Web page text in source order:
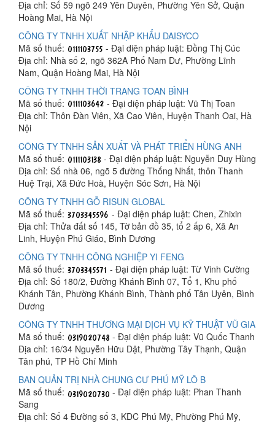
Địa chỉ: Số 59 ngõ 249 Yên Duyên, Phường Yên Sở, Quận
Hoàng Mai, Hà Nội
CÔNG TY TNHH XUẤT NHẬP KHẨU DAISYCO
Mã số thuế:
- Đại diện pháp luật: Đồng Thị Cúc
Địa chỉ: Nhà số 2, ngõ 362A Phố Nam Dư, Phường Lĩnh
Nam, Quận Hoàng Mai, Hà Nội
CÔNG TY TNHH THỜI TRANG TOAN BÌNH
Mã số thuế:
- Đại diện pháp luật: Vũ Thị Toan
Địa chỉ: Thôn Đàn Viên, Xã Cao Viên, Huyện Thanh Oai, Hà
Nội
CÔNG TY TNHH SẢN XUẤT VÀ PHÁT TRIỂN HÙNG ANH
Mã số thuế:
- Đại diện pháp luật: Nguyễn Duy Hùng
Địa chỉ: Số nhà 06, ngõ 5 đường Thống Nhất, thôn Thanh
Huệ Trại, Xã Đức Hoà, Huyện Sóc Sơn, Hà Nội
CÔNG TY TNHH GỖ RISUN GLOBAL
Mã số thuế:
- Đại diện pháp luật: Chen, Zhixin
Địa chỉ: Thửa đất số 145, Tờ bản đồ 35, tổ 2 ấp 6, Xã An
Linh, Huyện Phú Giáo, Bình Dương
CÔNG TY TNHH CÔNG NGHIỆP YI FENG
Mã số thuế:
- Đại diện pháp luật: Từ Vinh Cường
Địa chỉ: Số 180/2, Đường Khánh Bình 07, Tổ 1, Khu phố
Khánh Tân, Phường Khánh Bình, Thành phố Tân Uyên, Bình
Dương
CÔNG TY TNHH THƯƠNG MẠI DỊCH VỤ KỸ THUẬT VŨ GIA
Mã số thuế:
- Đại diện pháp luật: Vũ Quốc Thanh
Địa chỉ: 16/34 Nguyễn Hữu Dật, Phường Tây Thạnh, Quận
Tân phú, TP Hồ Chí Minh
BAN QUẢN TRỊ NHÀ CHUNG CƯ PHÚ MỸ LÔ B
Mã số thuế:
- Đại diện pháp luật: Phan Thanh
Sang
Địa chỉ: Số 4 Đường số 3, KDC Phú Mỹ, Phường Phú Mỹ,